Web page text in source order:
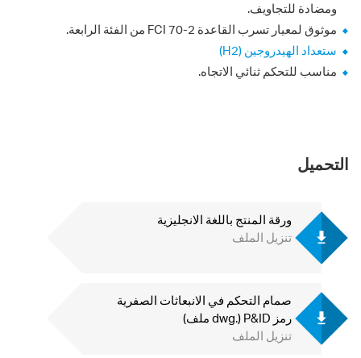
ومضادة للتجاويف.
موثوق لمعيار تسرب القاعدة FCI 70-2 من الفئة الرابعة.
ستعداد الهيدروجين (H2)
مناسب للتحكم ثنائي الاتجاه.
التحميل
ورقة المنتج باللغة الانجليزية
تنزيل الملف
صمام التحكم في الانبعاثات الصفرية
رمز P&ID (.dwg ملف)
تنزيل الملف